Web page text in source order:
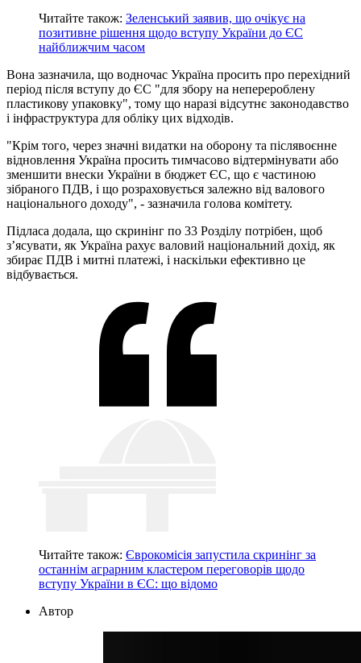
Читайте також: Зеленський заявив, що очікує на
позитивне рішення щодо вступу України до ЄС
найближчим часом
Вона зазначила, що водночас Україна просить про перехідний
період після вступу до ЄС "для збору на неперероблену
пластикову упаковку", тому що наразі відсутнє законодавство
і інфраструктура для обліку цих відходів.
"Крім того, через значні видатки на оборону та післявоєнне
відновлення Україна просить тимчасово відтермінувати або
зменшити внески України в бюджет ЄС, що є частиною
зібраного ПДВ, і що розраховується залежно від валового
національного доходу", - зазначила голова комітету.
Підласа додала, що скринінг по 33 Розділу потрібен, щоб
зʼясувати, як Україна рахує валовий національний дохід, як
збирає ПДВ і митні платежі, і наскільки ефективно це
відбувається.
Читайте також: Єврокомісія запустила скринінг за
останнім аграрним кластером переговорів щодо
вступу України в ЄС: що відомо
Автор